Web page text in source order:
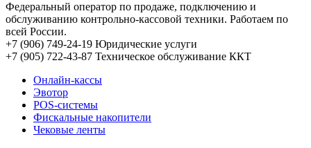
Федеральный оператор по продаже, подключению и
обслуживанию контрольно-кассовой техники. Работаем по
всей России.
+7 (906) 749-24-19 Юридические услуги
+7 (905) 722-43-87 Техническое обслуживание ККТ
Онлайн-кассы
Эвотор
POS-системы
Фискальные накопители
Чековые ленты